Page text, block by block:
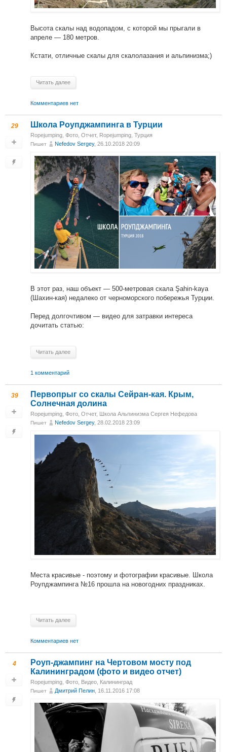
Высота скалы над водопадом, с которой мы прыгали в
апреле — 180 метров.
Кстати, отличные скалы для скалолазания и альпинизма;)
Читать далее
Комментариев нет
29 Школа Роупджампинга в Турции
Ropejumping Фото Отчет, Ropejumping Турция
Пишет Nefedov Sergey, 26.10.2018 20:09
В этот раз, наш объект — 500-метровая скала Şahin-kaya
(Шахин-кая) недалеко от черноморского побережья Турции.
Перед долгочтивом — видео для затравки интереса
дочитать статью:
Читать далее
1 комментарий
39
Первопрыг со скалы Сейран-кая. Крым,
Солнечная долина
Ropejumping Фото Отчет, Школа Альпинизма Сергея Нефедова
Пишет Nefedov Sergey, 28.02.2018 23:09
Места красивые - поэтому и фотографии красивые. Школа
Роупджампинга №16 прошла на новогодних праздниках.
Читать далее
Комментариев нет
4
Роуп-джампинг на Чертовом мосту под
Калининградом (фото и видео отчет)
Ropejumping Фото Видео Калининград
Пишет Дмитрий Пелин , 16.11.2016 17:08